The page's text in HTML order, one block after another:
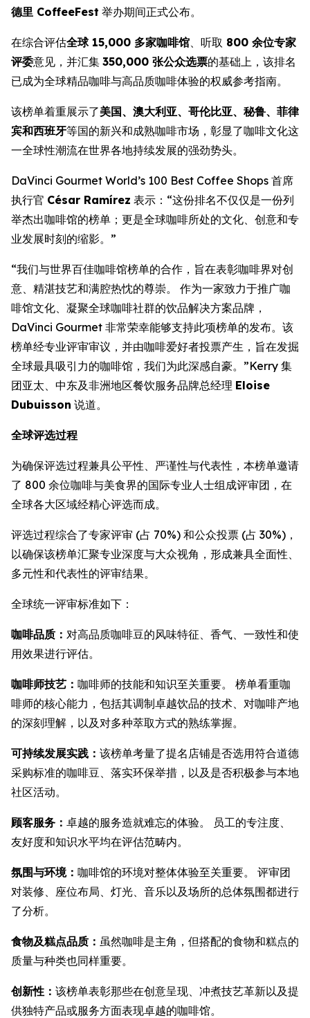
德里 CoffeeFest 举办期间正式公布。
在综合评估全球 15,000 多家咖啡馆、听取 800 余位专家
评委意见，并汇集 350,000 张公众选票的基础上，该排名
已成为全球精品咖啡与高品质咖啡体验的权威参考指南。
该榜单着重展示了美国、澳大利亚、哥伦比亚、秘鲁、菲律
宾和西班牙等国的新兴和成熟咖啡市场，彰显了咖啡文化这
一全球性潮流在世界各地持续发展的强劲势头。
DaVinci Gourmet World’s 100 Best Coffee Shops 首席
执行官 César Ramírez 表示：“这份排名不仅仅是一份列
举杰出咖啡馆的榜单；更是全球咖啡所处的文化、创意和专
业发展时刻的缩影。”
“我们与世界百佳咖啡馆榜单的合作，旨在表彰咖啡界对创
意、精湛技艺和满腔热忱的尊崇。 作为一家致力于推广咖
啡馆文化、凝聚全球咖啡社群的饮品解决方案品牌，
DaVinci Gourmet 非常荣幸能够支持此项榜单的发布。该
榜单经专业评审审议，并由咖啡爱好者投票产生，旨在发掘
全球最具吸引力的咖啡馆，我们为此深感自豪。”Kerry 集
团亚太、中东及非洲地区餐饮服务品牌总经理 Eloise
Dubuisson 说道。
全球评选过程
为确保评选过程兼具公平性、严谨性与代表性，本榜单邀请
了 800 余位咖啡与美食界的国际专业人士组成评审团，在
全球各大区域经精心评选而成。
评选过程综合了专家评审 (占 70%) 和公众投票 (占 30%)，
以确保该榜单汇聚专业深度与大众视角，形成兼具全面性、
多元性和代表性的评审结果。
全球统一评审标准如下：
咖啡品质： 对高品质咖啡豆的风味特征、香气、一致性和使
用效果进行评估。
咖啡师技艺： 咖啡师的技能和知识至关重要。 榜单看重咖
啡师的核心能力，包括其调制卓越饮品的技术、对咖啡产地
的深刻理解，以及对多种萃取方式的熟练掌握。
可持续发展实践： 该榜单考量了提名店铺是否选用符合道德
采购标准的咖啡豆、落实环保举措，以及是否积极参与本地
社区活动。
顾客服务： 卓越的服务造就难忘的体验。 员工的专注度、
友好度和知识水平均在评估范畴内。
氛围与环境： 咖啡馆的环境对整体体验至关重要。 评审团
对装修、座位布局、灯光、音乐以及场所的总体氛围都进行
了分析。
食物及糕点品质： 虽然咖啡是主角，但搭配的食物和糕点的
质量与种类也同样重要。
创新性： 该榜单表彰那些在创意呈现、冲煮技艺革新以及提
供独特产品或服务方面表现卓越的咖啡馆。